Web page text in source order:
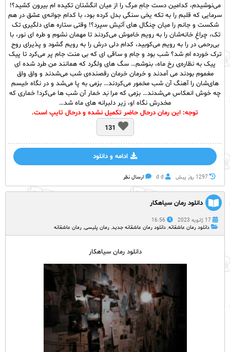
می‌نوشیدم، کدامین دست جامِ مرگ را از میان انگشتان تکیده ام بیرون کشید؟!
سرمایی که قلبم را به تکه یخی سنگی بدل کرده بود، با کدام جوانه‌ی عشق در هم
شکست و جانم را میان چنگال های آتیش سپرد؟! وقتی ستاره های دلگیری تک
تک، چراغِ خانه‌شان را به رویم خاموش می‌کردند تا مهمان نشوم و طره ای نور، با
بی‌رحمی در را به رویم می‌کوبید، کدام دلی درش را به رویم گشود و پذیرای روح
ترک خورده ام شد؟ شب بود و جام و ساقی‌ ای که بی منت جام پر می‌کرد تا پیک
پیک به نظاره‌ی رخ ماه، بنوشم… سگ های ولگرد که همانند من طرد شده ای
مغموم بودند می آمدند و خرمان خرمان رقصنده‌ی شب می‌شدند و واق واق
های‌شان را آهنگ آن شب مخمور می‌کردند… بزمی به پا می‌شد و در نگاه خیسم
چه خوش انعکاس می‌شدند… بزمی که مرابَد خمار آن شب ها می‌کرد! خماری که
مخدرش نگاه او، زیر دلبرانه های ماه شد…
توجه: این رمان درحال حاضر تکمیل نشده و درحال تایپ است.
131
ادامه و دانلود
1297 روز پيش d d ارسال نظر
دانلود رمان سیاهکار
17 ژانویه 2023
16:56
دانلود رمان عاشقانه, دانلود رمان عاشقانه جدید, رمان پلیسی, رمان عاشقانه
دانلود رمان سیاهکار